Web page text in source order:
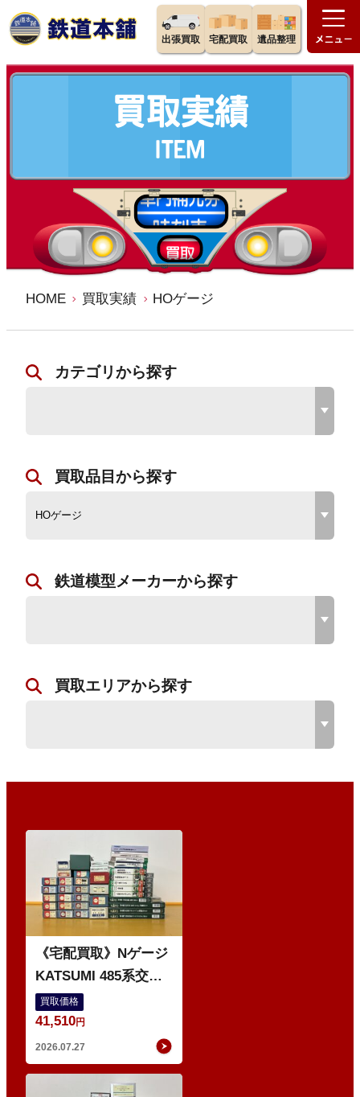
出張買取 宅配買取 遺品整理
HOME 買取実績 HOゲージ
カテゴリから探す
買取品目から探す
鉄道模型メーカーから探す
買取エリアから探す
《宅配買取》Nゲージ
KATSUMI 485系交直
流特急型電車 などの
鉄道模型
買取価格
41,510円
2026.07.27